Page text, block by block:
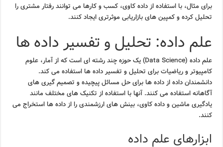
برای مثال، با استفاده از داده کاوی، کسب و کارها می توانند رفتار مشتری را
تحلیل کرده و کمپین های بازاریابی موثرتری ایجاد کنند.
علم داده: تحلیل و تفسیر داده ها
علم داده (Data Science) یک حوزه چند رشته ای است که از آمار، علوم
کامپیوتر و ریاضیات برای تحلیل و تفسیر داده ها استفاده می کند.
دانشمندان داده از داده ها برای حل مسائل پیچیده و تصمیم گیری های
آگاهانه استفاده می کنند. آنها با استفاده از تکنیک های مختلف مانند
یادگیری ماشین و داده کاوی، بینش های ارزشمندی را از داده ها استخراج می
کنند.
ابزارهای علم داده